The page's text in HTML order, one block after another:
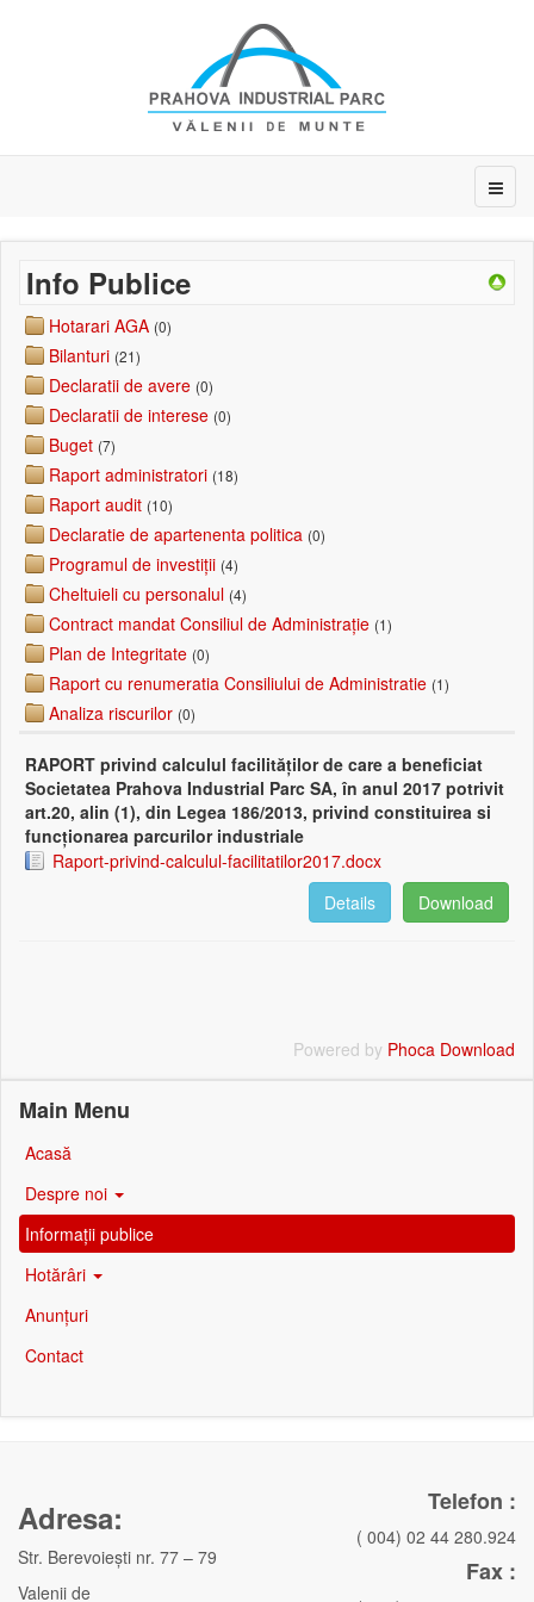
Info Publice
Hotarari AGA (0)
Bilanturi (21)
Declaratii de avere (0)
Declaratii de interese (0)
Buget (7)
Raport administratori (18)
Raport audit (10)
Declaratie de apartenenta politica (0)
Programul de investiții (4)
Cheltuieli cu personalul (4)
Contract mandat Consiliul de Administrație (1)
Plan de Integritate (0)
Raport cu renumeratia Consiliului de Administratie (1)
Analiza riscurilor (0)
RAPORT privind calculul facilităților de care a beneficiat
Societatea Prahova Industrial Parc SA, în anul 2017 potrivit
art.20, alin (1), din Legea 186/2013, privind constituirea si
funcționarea parcurilor industriale
Raport-privind-calculul-facilitatilor2017.docx
Download
Details
Powered by Phoca Download
Main Menu
Acasă
Despre noi
Informații publice
Hotărâri
Anunțuri
Contact
Adresa:
Str. Berevoieşti nr. 77 – 79
Valenii de
Telefon :
( 004) 02 44 280.924
Fax :